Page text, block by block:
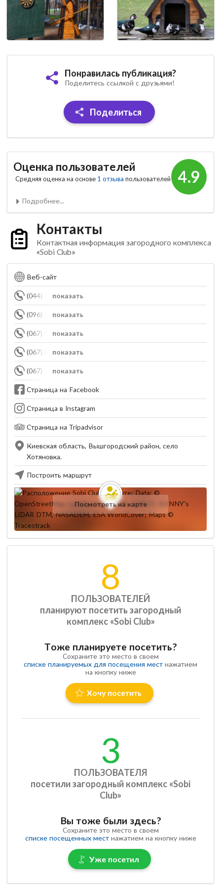
Понравилась публикация?
Поделитесь ссылкой с друзьями!
Поделиться
4.9
Оценка пользователей
Средняя оценка на основе 1 отзыва пользователей
Подробнее...
Контакты
Контактная информация загородного комплекса
«Sobi Club»
Веб-сайт
показать
(044) 332-70-07
показать
(096) 525-35-95
показать
(067) 991-99-11
показать
(067) 892-24-22
показать
(067) 223-01-11
Страница на Facebook
Страница в Instagram
Страница на Tripadvisor
Киевская область, Вышгородский район, село
Хотяновка.
Построить маршрут
Посмотреть на карте
8
ПОЛЬЗОВАТЕЛЕЙ
планируют посетить загородный
комплекс «Sobi Club»
Тоже планируете посетить?
Сохраните это место в своем
списке планируемых для посещения мест нажатием
на кнопку ниже
Хочу посетить
3
ПОЛЬЗОВАТЕЛЯ
посетили загородный комплекс «Sobi
Club»
Вы тоже были здесь?
Сохраните это место в своем
списке посещенных местнажатием на кнопку ниже
Уже посетил